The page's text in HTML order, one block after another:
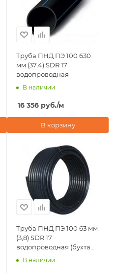
Труба ПНД ПЭ 100 630
мм (37,4) SDR 17
водопроводная
В наличии
16 356 руб./м
В корзину
Труба ПНД ПЭ 100 63 мм
(3,8) SDR 17
водопроводная (бухта
100 м)
В наличии